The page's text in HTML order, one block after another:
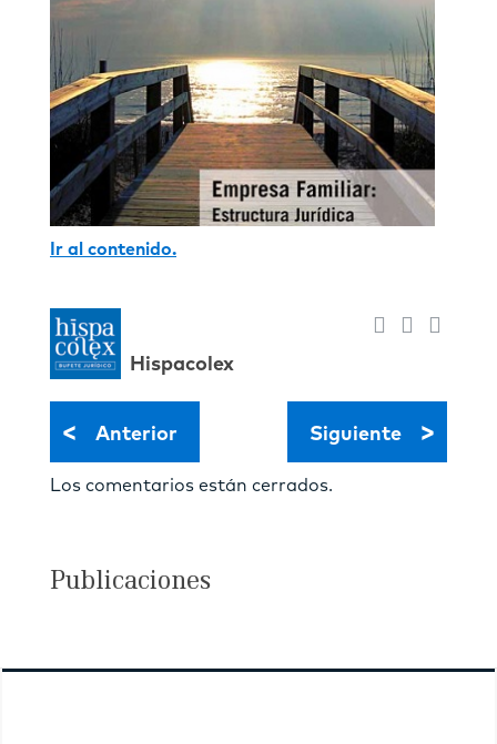
Ir al contenido.
Hispacolex
< Anterior Siguiente >
Los comentarios están cerrados.
Publicaciones